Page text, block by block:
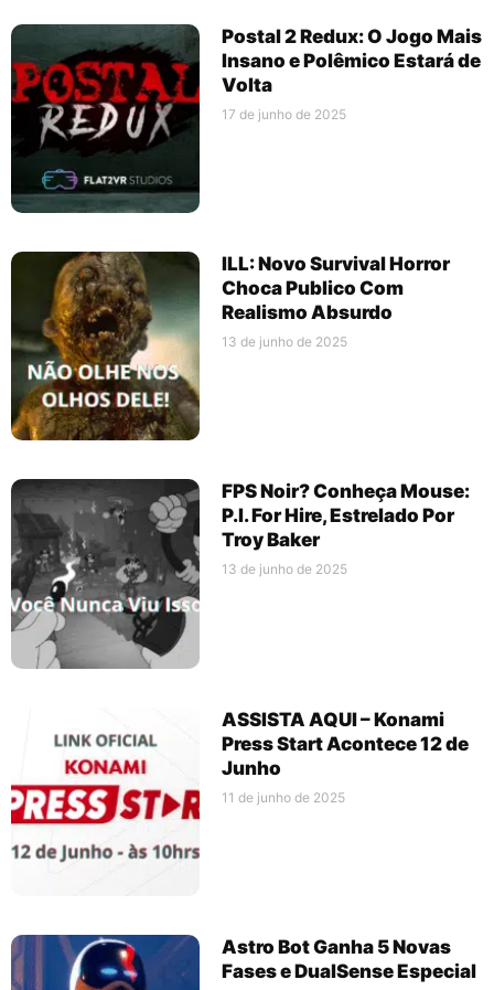
Postal 2 Redux: O Jogo Mais
Insano e Polêmico Estará de
Volta
17 de junho de 2025
ILL: Novo Survival Horror
Choca Publico Com
Realismo Absurdo
13 de junho de 2025
FPS Noir? Conheça Mouse:
P.I. For Hire, Estrelado Por
Troy Baker
13 de junho de 2025
ASSISTA AQUI – Konami
Press Start Acontece 12 de
Junho
11 de junho de 2025
Astro Bot Ganha 5 Novas
Fases e DualSense Especial